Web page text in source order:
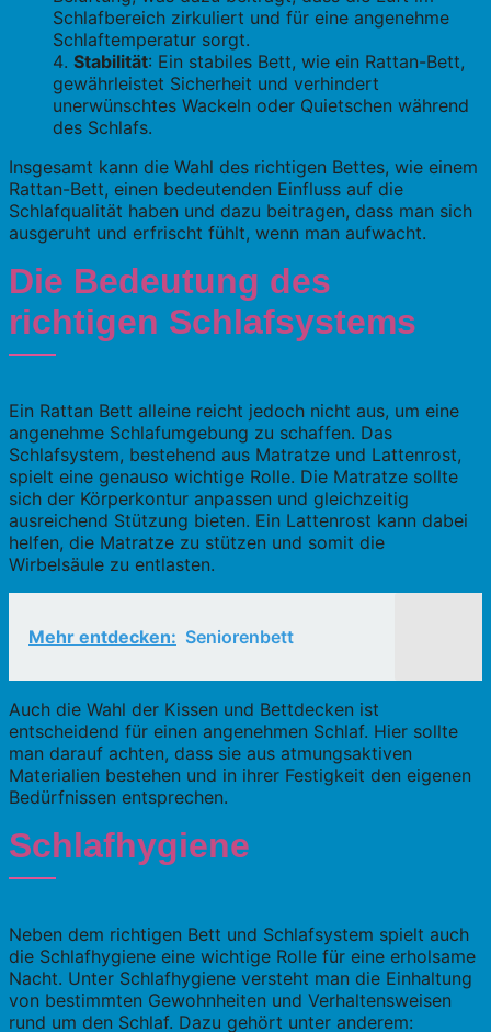
Schlafbereich zirkuliert und für eine angenehme
Schlaftemperatur sorgt.
Stabilität: Ein stabiles Bett, wie ein Rattan-Bett,
gewährleistet Sicherheit und verhindert
unerwünschtes Wackeln oder Quietschen während
des Schlafs.
Insgesamt kann die Wahl des richtigen Bettes, wie einem
Rattan-Bett, einen bedeutenden Einfluss auf die
Schlafqualität haben und dazu beitragen, dass man sich
ausgeruht und erfrischt fühlt, wenn man aufwacht.
Die Bedeutung des
richtigen Schlafsystems
Ein Rattan Bett alleine reicht jedoch nicht aus, um eine
angenehme Schlafumgebung zu schaffen. Das
Schlafsystem, bestehend aus Matratze und Lattenrost,
spielt eine genauso wichtige Rolle. Die Matratze sollte
sich der Körperkontur anpassen und gleichzeitig
ausreichend Stützung bieten. Ein Lattenrost kann dabei
helfen, die Matratze zu stützen und somit die
Wirbelsäule zu entlasten.
Mehr entdecken: Seniorenbett
Auch die Wahl der Kissen und Bettdecken ist
entscheidend für einen angenehmen Schlaf. Hier sollte
man darauf achten, dass sie aus atmungsaktiven
Materialien bestehen und in ihrer Festigkeit den eigenen
Bedürfnissen entsprechen.
Schlafhygiene
Neben dem richtigen Bett und Schlafsystem spielt auch
die Schlafhygiene eine wichtige Rolle für eine erholsame
Nacht. Unter Schlafhygiene versteht man die Einhaltung
von bestimmten Gewohnheiten und Verhaltensweisen
rund um den Schlaf. Dazu gehört unter anderem: